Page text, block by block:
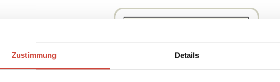
Zustimmung Details
Chef de police
Michael Windgassen
von einer
ein geheimnisvoller Fund